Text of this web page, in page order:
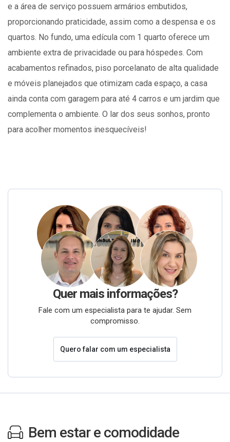
e a área de serviço possuem armários embutidos,
proporcionando praticidade, assim como a despensa e os
quartos. No fundo, uma edícula com 1 quarto oferece um
ambiente extra de privacidade ou para hóspedes. Com
acabamentos refinados, piso porcelanato de alta qualidade
e móveis planejados que otimizam cada espaço, a casa
ainda conta com garagem para até 4 carros e um jardim que
complementa o ambiente. O lar dos seus sonhos, pronto
para acolher momentos inesquecíveis!
Quer mais informações?
Fale com um especialista para te ajudar. Sem
compromisso.
Quero falar com um especialista
Bem estar e comodidade